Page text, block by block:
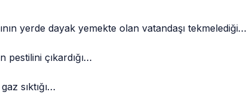
yerde dayak yemekte olan vatandaşı tekmelediği…
pestilini çıkardığı…
sıktığı…